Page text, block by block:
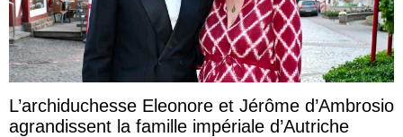
L’archiduchesse Eleonore et Jérôme d’Ambrosio
agrandissent la famille impériale d’Autriche